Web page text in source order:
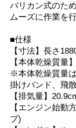
バリカン式のた
ムーズに作業を
■仕様
【寸法】長さ
【本体乾燥質量
※本体乾燥質量
掛けバンド、飛
【排気量】
【エンジン始動
プ)